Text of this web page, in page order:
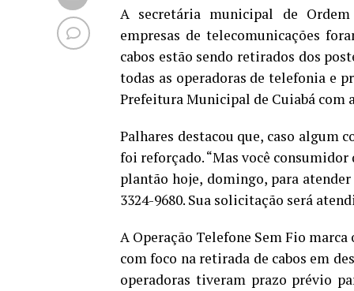
A secretária municipal de Ordem
empresas de telecomunicações
cabos estão sendo retirados dos
todas as operadoras de telefonia e
Prefeitura Municipal de Cuiabá com
Palhares destacou que, caso algum
foi reforçado. “Mas você
plantão hoje, domingo, para
3324-9680. Sua solicitação será
A Operação Telefone Sem Fio
com foco na retirada de cabos em
operadoras tiveram prazo prévio